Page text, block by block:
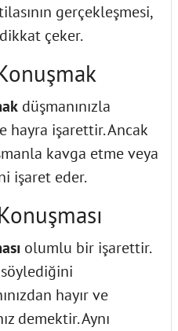
gerçekleşmesi,
dikkat çeker.
düşmanınızla
hayra işarettir. Ancak
kavga etme veya
işaret eder.
olumlu bir işarettir.
hayır ve
demektir. Aynı